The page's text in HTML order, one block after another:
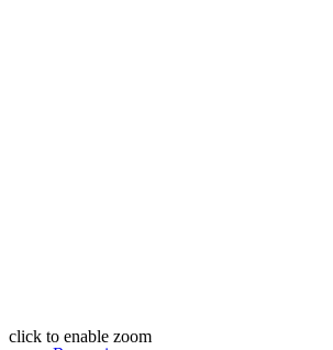
click to enable zoom